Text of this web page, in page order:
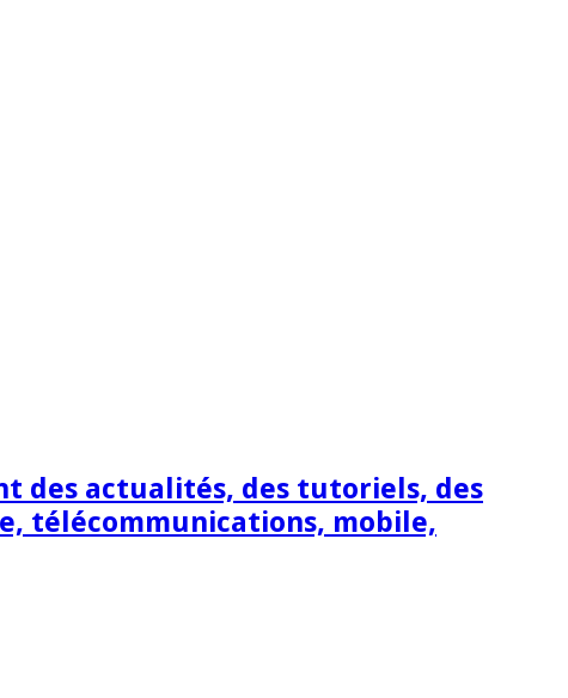
des actualités, des tutoriels, des
télécommunications, mobile,